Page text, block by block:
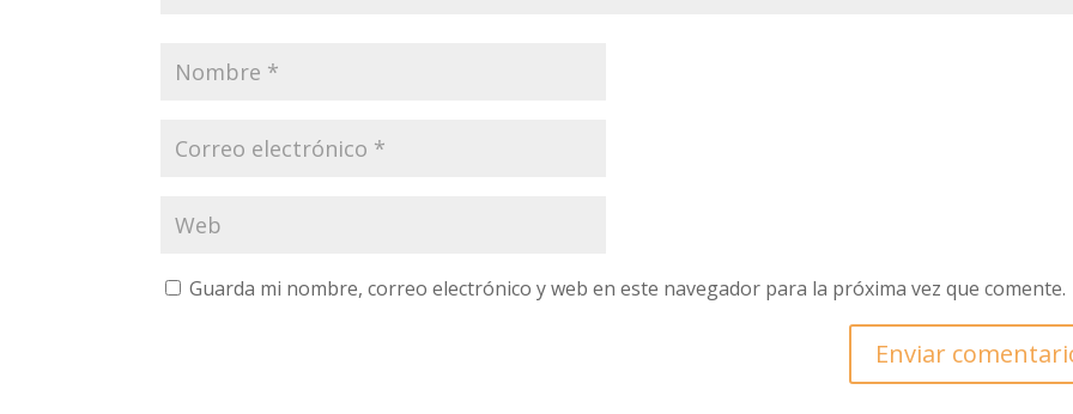
Guarda mi nombre, correo electrónico y web en este navegador para la próxima vez que comente.